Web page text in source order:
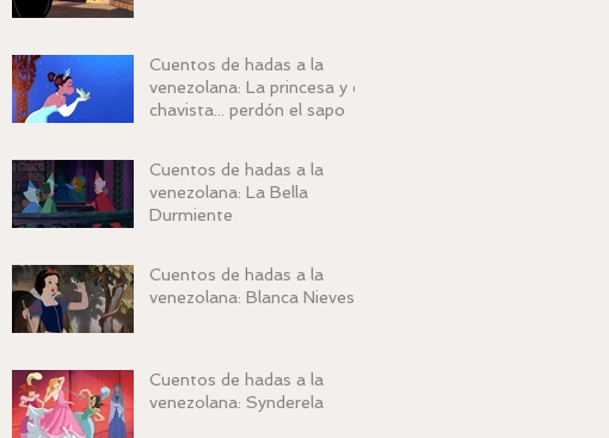
Cuentos de hadas a la
venezolana: La princesa y el
chavista... perdón el sapo
Cuentos de hadas a la
venezolana: La Bella
Durmiente
Cuentos de hadas a la
venezolana: Blanca Nieves
Cuentos de hadas a la
venezolana: Synderela